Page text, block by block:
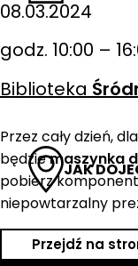
JAK
08.03.2024
godz. 10:00 –
Biblioteka
Przez cały dzień,
będziemaszynka
pobierz
niepowtarzalny
Przejdź na